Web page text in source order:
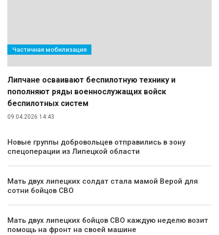
Частичная мобилизация
Липчане осваивают беспилотную технику и
пополняют ряды военнослужащих войск
беспилотных систем
09.04.2026 14:43
Новые группы добровольцев отправились в зону
спецоперации из Липецкой области
Мать двух липецких солдат стала мамой Верой для
сотни бойцов СВО
Мать двух липецких бойцов СВО каждую неделю возит
помощь на фронт на своей машине